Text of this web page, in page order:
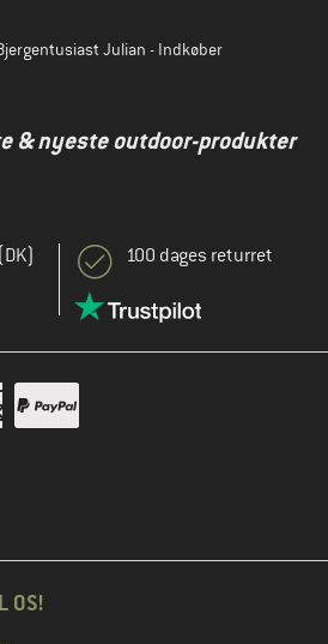
Julian - Indkøber
& nyeste outdoor-produkter
100 dages returret
OS!